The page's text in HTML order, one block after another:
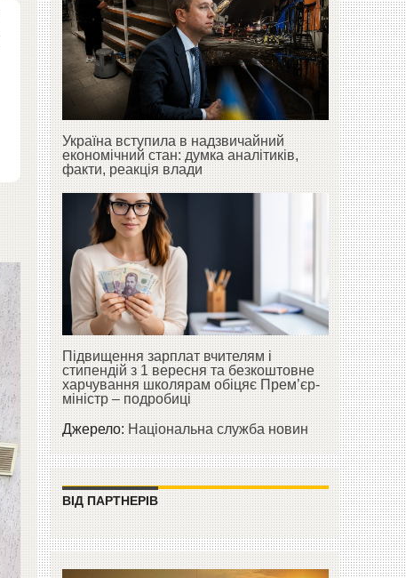
Україна вступила в надзвичайний
економічний стан: думка аналітиків,
факти, реакція влади
Підвищення зарплат вчителям і
стипендій з 1 вересня та безкоштовне
харчування школярам обіцяє Прем’єр-
міністр – подробиці
Джерело:Національна служба новин
ВІД ПАРТНЕРІВ